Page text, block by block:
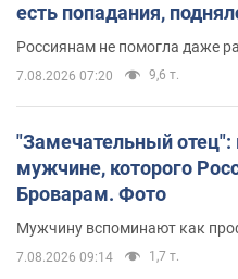
есть попадания,
Россиянам не помогла даже
7.08.2026 07:20 9,6 т.
"Замечательный отец":
мужчине, которого
Броварам. Фото
Мужчину вспоминают как
7.08.2026 09:14 1,7 т.